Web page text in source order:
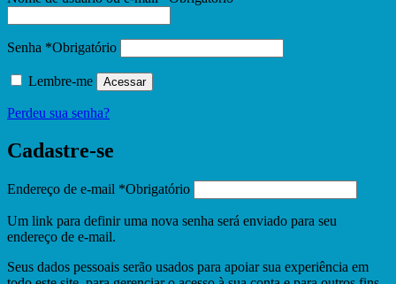
Senha *Obrigatório
Lembre-me Acessar
Perdeu sua senha?
Cadastre-se
Endereço de e-mail *Obrigatório
Um link para definir uma nova senha será enviado para seu
endereço de e-mail.
Seus dados pessoais serão usados ​​para apoiar sua experiência em